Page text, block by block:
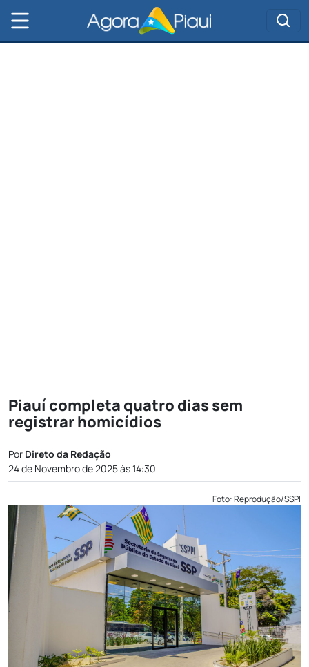
Piauí completa quatro dias sem
registrar homicídios
Por Direto da Redação
24 de Novembro de 2025 às 14:30
Foto: Reprodução/SSPI